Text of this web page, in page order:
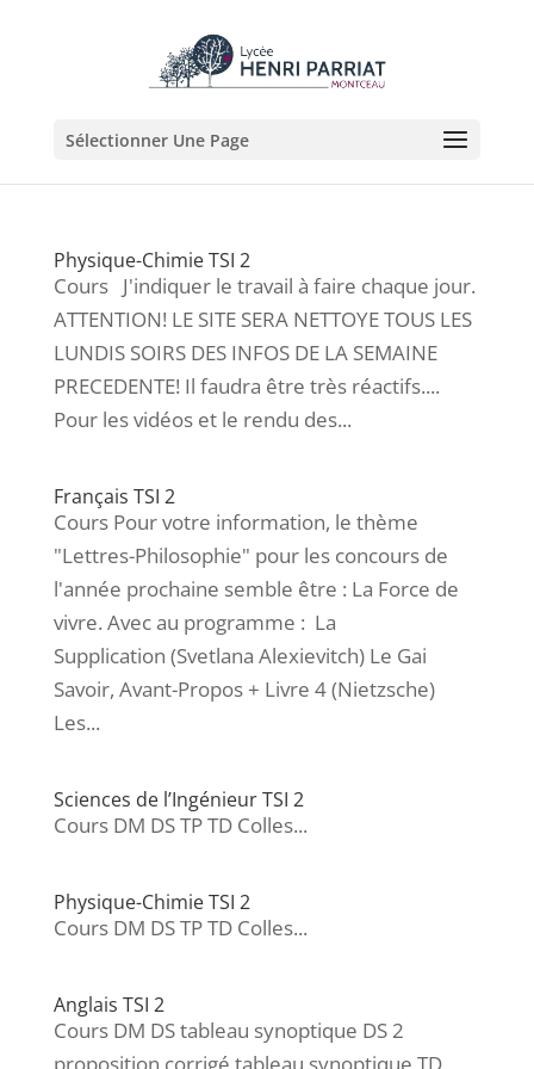
Sélectionner Une Page
Physique-Chimie TSI 2
Cours J'indiquer le travail à faire chaque jour.
ATTENTION! LE SITE SERA NETTOYE TOUS LES
LUNDIS SOIRS DES INFOS DE LA SEMAINE
PRECEDENTE! Il faudra être très réactifs....
Pour les vidéos et le rendu des...
Français TSI 2
Cours Pour votre information, le thème
"Lettres-Philosophie" pour les concours de
l'année prochaine semble être : La Force de
vivre. Avec au programme : La
Supplication (Svetlana Alexievitch) Le Gai
Savoir, Avant-Propos + Livre 4 (Nietzsche)
Les...
Sciences de l’Ingénieur TSI 2
Cours DM DS TP TD Colles...
Physique-Chimie TSI 2
Cours DM DS TP TD Colles...
Anglais TSI 2
Cours DM DS tableau synoptique DS 2